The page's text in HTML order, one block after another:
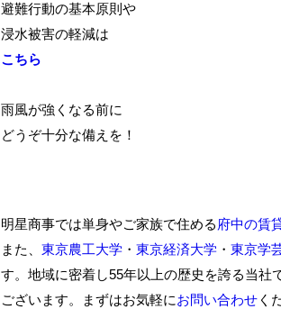
避難行動の基本原則や
浸水被害の軽減は
こちら
雨風が強くなる前に
どうぞ十分な備えを！
明星商事では単身やご家族で住める府中の賃
また、 東京農工大学 ・ 東京経済大学 ・ 東京学
す。地域に密着し55年以上の歴史を誇る当社
ございます。まずはお気軽にお問い合わせ く